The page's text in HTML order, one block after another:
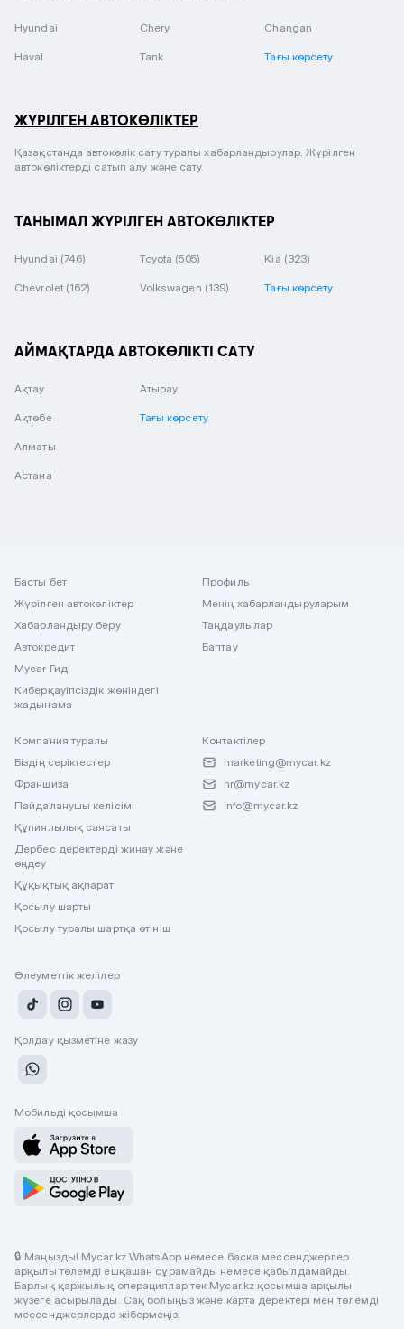
Hyundai Chery Changan
Haval Tank Тағы көрсету
ЖҮРІЛГЕН АВТОКӨЛІКТЕР
Қазақстанда автокөлік сату туралы хабарландырулар. Жүрілген
автокөліктерді сатып алу және сату.
ТАНЫМАЛ ЖҮРІЛГЕН АВТОКӨЛІКТЕР
Hyundai (746) Toyota (505) Kia (323)
Chevrolet (162) Volkswagen (139) Тағы көрсету
АЙМАҚТАРДА АВТОКӨЛІКТІ САТУ
Ақтау
Ақтөбе
Алматы
Астана
Атырау
Тағы көрсету
Басты бет
Жүрілген автокөліктер
Хабарландыру беру
Автокредит
Mycar Гид
Киберқауіпсіздік жөніндегі
жадынама
Профиль
Менің хабарландыруларым
Таңдаулылар
Баптау
Компания туралы
Біздің серіктестер
Франшиза
Пайдаланушы келісімі
Құпиялылық саясаты
Дербес деректерді жинау және
өңдеу
Құқықтық ақпарат
Қосылу шарты
Қосылу туралы шартқа өтініш
Контактілер
marketing@mycar.kz
hr@mycar.kz
info@mycar.kz
Әлеуметтік желілер
Қолдау қызметіне жазу
Мобильді қосымша
🔒 Маңызды! Mycar.kz WhatsApp немесе басқа мессенджерлер
арқылы төлемді ешқашан сұрамайды немесе қабылдамайды.
Барлық қаржылық операциялар тек Mycar.kz қосымша арқылы
жүзеге асырылады. Сақ болыңыз және карта деректері мен төлемді
мессенджерлерде жібермеңіз.